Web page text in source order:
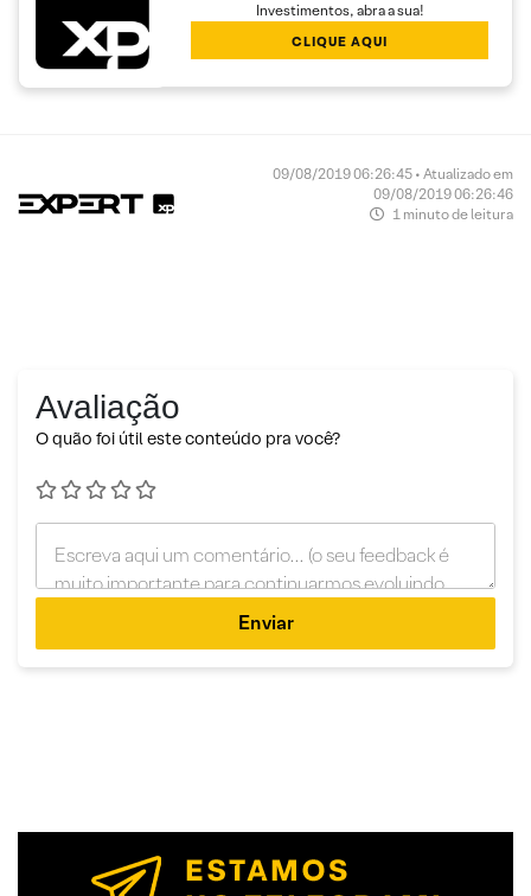
Investimentos, abra a sua!
CLIQUE AQUI
09/08/2019 06:26:45 • Atualizado em
09/08/2019 06:26:46
1 minuto de leitura
Avaliação
O quão foi útil este conteúdo pra você?
Enviar